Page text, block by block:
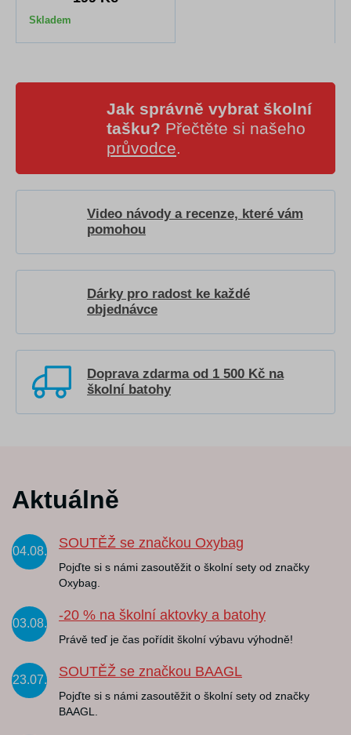
Skladem
Jak správně vybrat školní
tašku? Přečtěte si našeho
průvodce.
Video návody a recenze, které vám
pomohou
Dárky pro radost ke každé
objednávce
Doprava zdarma od 1 500 Kč na
školní batohy
Aktuálně
04.08.
SOUTĚŽ se značkou Oxybag
Pojďte si s námi zasoutěžit o školní sety od značky
Oxybag.
03.08.
-20 % na školní aktovky a batohy
Právě teď je čas pořídit školní výbavu výhodně!
23.07.
SOUTĚŽ se značkou BAAGL
Pojďte si s námi zasoutěžit o školní sety od značky
BAAGL.